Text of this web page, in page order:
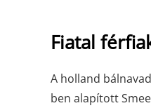
Fiatal
A holland
ben alapított